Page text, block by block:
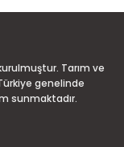
Tarım ve
genelinde
sunmaktadır.